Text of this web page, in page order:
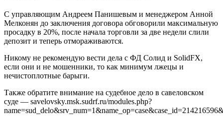
С управляющим Андреем Панишевым и менеджером Анной
Мелконян до заключения договора обговорили максимальную
просадку в 20%, после начала торговли за две недели слили
депозит и теперь отмораживаются.
Никому не рекомендую вести дела с ФД Солид и SolidFX,
если они и не мошенники, то как минимум лжецы и
нечистоплотные барыги.
Также обратите внимание на судебное дело в савеловском
суде — savelovsky.msk.sudrf.ru/modules.php?